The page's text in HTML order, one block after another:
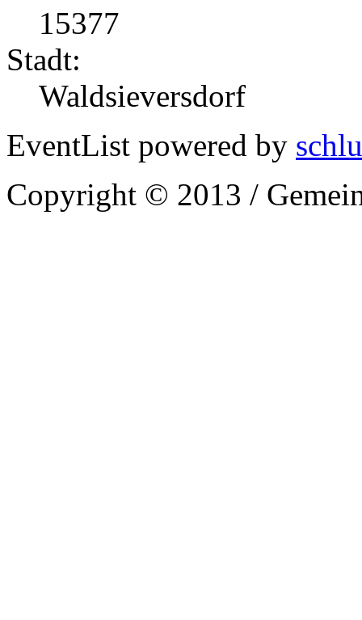
15377
Stadt:
Waldsieversdorf
EventList powered by
Copyright © 2013 /